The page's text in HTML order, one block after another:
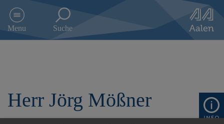
e
m
Menu Suche
Herr Jörg Mößner